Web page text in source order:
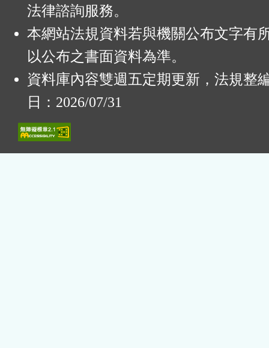
法律諮詢服務。
本網站法規資料若與機關公布文字有
以公布之書面資料為準。
資料庫內容雙週五定期更新，法規整
日：2026/07/31